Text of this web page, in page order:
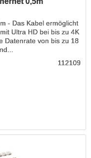
- Das Kabel ermöglicht
Ultra HD bei bis zu 4K
Datenrate von bis zu 18
112109